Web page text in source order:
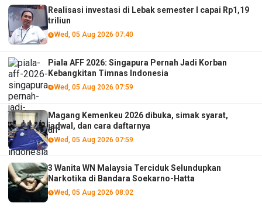
Realisasi investasi di Lebak semester I capai Rp1,19
triliun
Wed, 05 Aug 2026 07:40
Piala AFF 2026: Singapura Pernah Jadi Korban
Kebangkitan Timnas Indonesia
Wed, 05 Aug 2026 07:59
Magang Kemenkeu 2026 dibuka, simak syarat,
jadwal, dan cara daftarnya
Wed, 05 Aug 2026 07:59
3 Wanita WN Malaysia Terciduk Selundupkan
Narkotika di Bandara Soekarno-Hatta
Wed, 05 Aug 2026 08:02